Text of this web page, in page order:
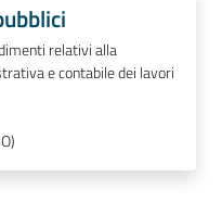
relativi alla
e contabile dei lavori